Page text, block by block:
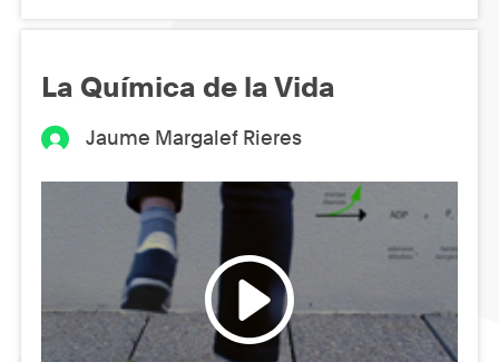
La Química de la Vida
Jaume Margalef Rieres